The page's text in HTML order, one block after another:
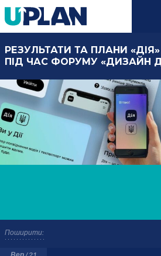
Поширити:
РЕЗУЛЬТАТИ ТА ПЛАНИ
ПІД ЧАС ФОРУМУ «ДИЗАЙН